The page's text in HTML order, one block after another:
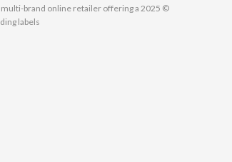
multi-brand online retailer offering a
labels.